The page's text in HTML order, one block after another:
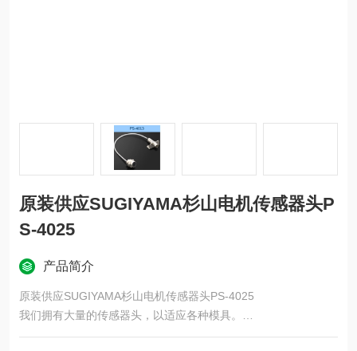
原装供应SUGIYAMA杉山电机传感器头P
S-4025
产品简介
原装供应SUGIYAMA杉山电机传感器头PS-4025
我们拥有大量的传感器头，以适应各种模具。
所有电气性能都相同，只是外部尺寸不同。